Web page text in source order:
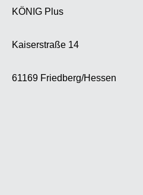
KÖNIG Plus
Kaiserstraße 14
61169 Friedberg/Hessen